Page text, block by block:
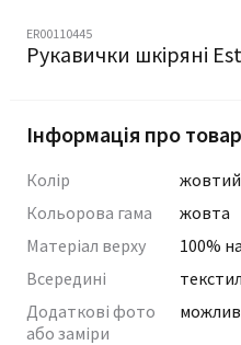
ER00110445
Рукавички шкіряні
Інформація про товар
Колір
жовтий
Кольорова гама
жовта
Матеріал верху
100%
Всередині
Додаткові фото
або заміри